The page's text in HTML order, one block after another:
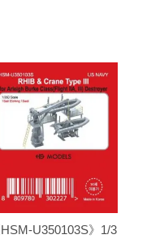
HSM-U350103S》1/3